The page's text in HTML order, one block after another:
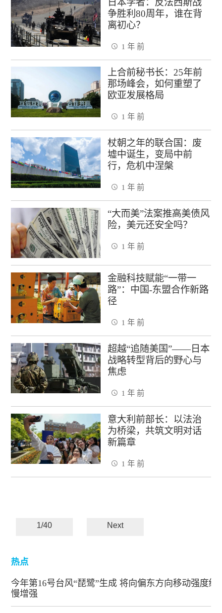
日本学者：反法西斯战
争胜利80周年，谁在背
离初心？
1 年 前
上合前秘书长：25年前
那场峰会，如何重塑了
欧亚发展格局
1 年 前
杖朝之年的联合国：废
墟中诞生，变局中前
行，危机中涅槃
1 年 前
“大而美”法案推高美债风
险，美元还安全吗？
1 年 前
金融科技赋能“一带一
路”：中国-东盟合作新路
径
1 年 前
超越“追随美国”——日本
战略转型背后的野心与
焦虑
1 年 前
意大利前部长：以法治
为桥梁，共筑文明对话
新篇章
1 年 前
1/40 Next
热点
今年第16号台风“琵鹭”生成 将向偏东方向移动强度缓
慢增强